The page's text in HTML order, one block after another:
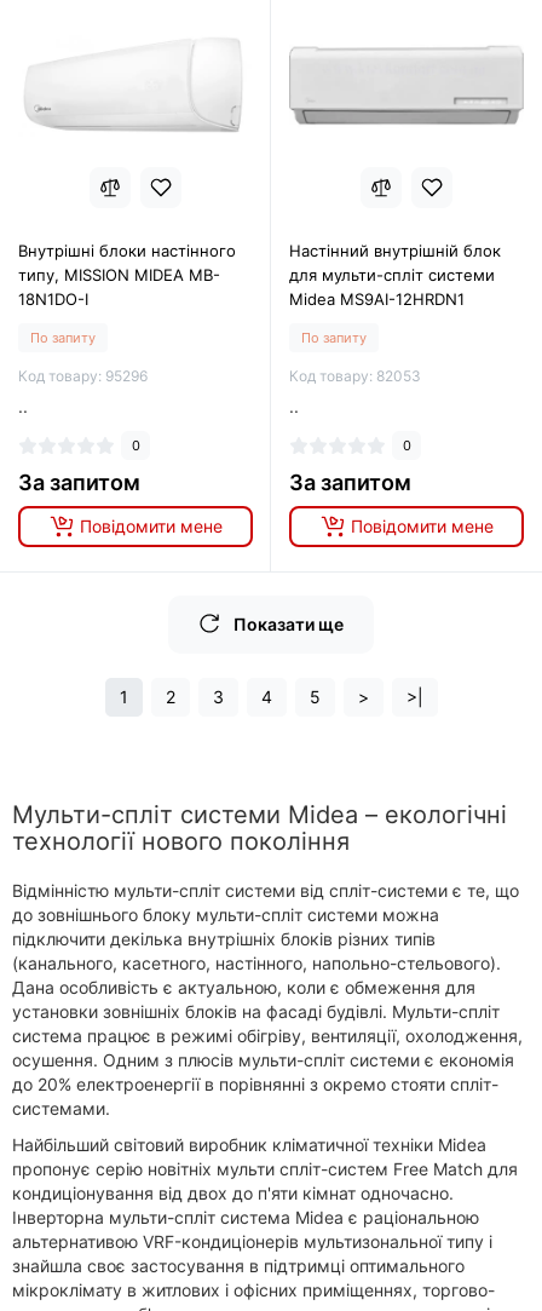
Внутрішні блоки настінного
типу, MISSION MIDEA MB-
18N1DO-I
По запиту
Код товару: 95296
..
0
За запитом
Повідомити мене
Настінний внутрішній блок
для мульти-спліт системи
Midea MS9AI-12HRDN1
По запиту
Код товару: 82053
..
0
За запитом
Повідомити мене
Показати ще
1 2 3 4 5 > >|
Мульти-спліт системи Midea – екологічні
технології нового покоління
Відмінністю мульти-спліт системи від спліт-системи є те, що
до зовнішнього блоку мульти-спліт системи можна
підключити декілька внутрішніх блоків різних типів
(канального, касетного, настінного, напольно-стельового).
Дана особливість є актуальною, коли є обмеження для
установки зовнішніх блоків на фасаді будівлі. Мульти-спліт
система працює в режимі обігріву, вентиляції, охолодження,
осушення. Одним з плюсів мульти-спліт системи є економія
до 20% електроенергії в порівнянні з окремо стояти спліт-
системами.
Найбільший світовий виробник кліматичної техніки Midea
пропонує серію новітніх мульти спліт-систем Free Match для
кондиціонування від двох до п'яти кімнат одночасно.
Інверторна мульти-спліт система Midea є раціональною
альтернативою VRF-кондиціонерів мультизональної типу і
знайшла своє застосування в підтримці оптимального
мікроклімату в житлових і офісних приміщеннях, торгово-